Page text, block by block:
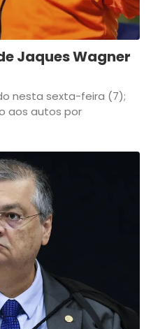
Jaques Wagner
nesta sexta-feira (7);
aos autos por